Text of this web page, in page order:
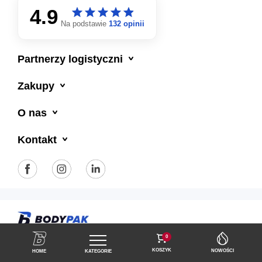
HOME KATEGORIE
0
KOSZYK NOWOŚCI
4.9 starstarstarstarstar
starstarstarstarstar
Na podstawie 132 opinii
Partnerzy logistyczni
Zakupy
O nas
Kontakt
Polityka prywatności Regulamin sklepu